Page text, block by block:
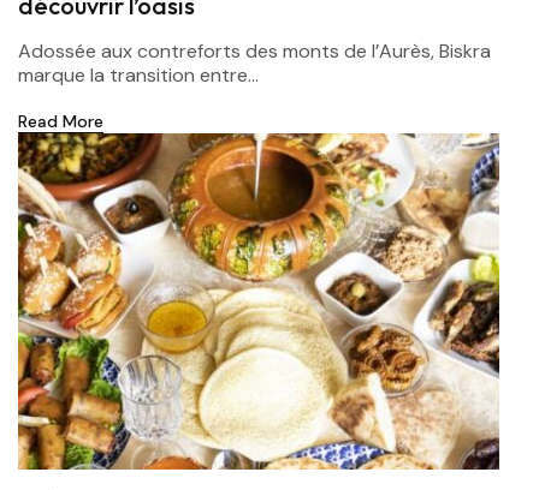
Adossée aux contreforts des monts de l’Aurès, Biskra
marque la transition entre...
Read More